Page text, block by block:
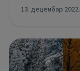
13. децембар 2022.